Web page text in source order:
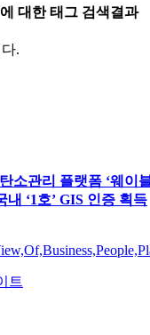
대한 태그 검색결과
.
소관리 플랫폼 ‘웨이
내 ‘1호’ GIS 인증 획득
트